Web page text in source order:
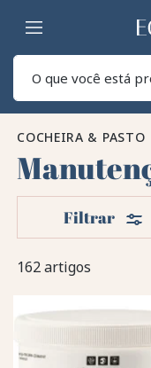
COCHEIRA & PASTO
162 artigos
Filtrar